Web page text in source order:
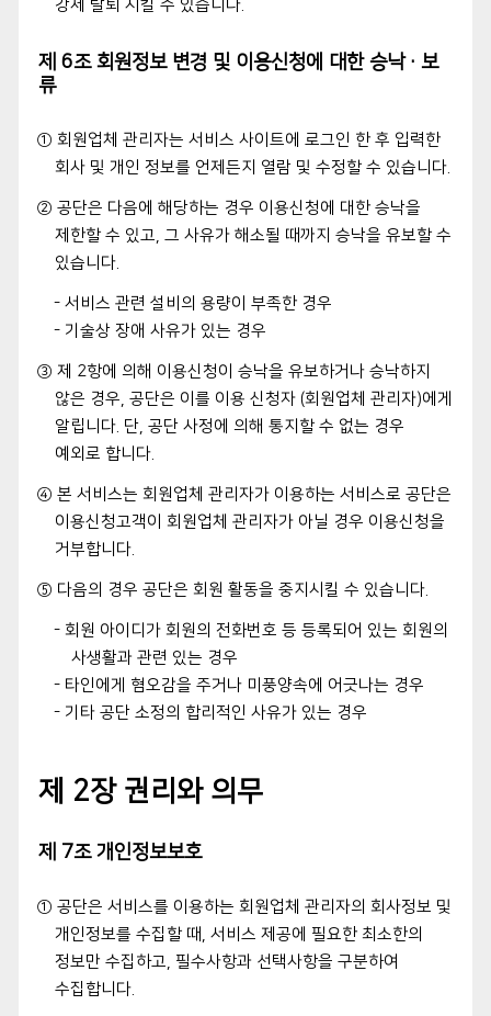
강제 탈퇴 시킬 수 있습니다.
제 6조 회원정보 변경 및 이용신청에 대한 승낙·보
류
① 회원업체 관리자는 서비스 사이트에 로그인 한 후 입력한
회사 및 개인 정보를 언제든지 열람 및 수정할 수 있습니다.
② 공단은 다음에 해당하는 경우 이용신청에 대한 승낙을
제한할 수 있고, 그 사유가 해소될 때까지 승낙을 유보할 수
있습니다.
- 서비스 관련 설비의 용량이 부족한 경우
- 기술상 장애 사유가 있는 경우
③ 제 2항에 의해 이용신청이 승낙을 유보하거나 승낙하지
않은 경우, 공단은 이를 이용 신청자 (회원업체 관리자)에게
알립니다. 단, 공단 사정에 의해 통지할 수 없는 경우
예외로 합니다.
④ 본 서비스는 회원업체 관리자가 이용하는 서비스로 공단은
이용신청고객이 회원업체 관리자가 아닐 경우 이용신청을
거부합니다.
⑤ 다음의 경우 공단은 회원 활동을 중지시킬 수 있습니다.
- 회원 아이디가 회원의 전화번호 등 등록되어 있는 회원의
사생활과 관련 있는 경우
- 타인에게 혐오감을 주거나 미풍양속에 어긋나는 경우
- 기타 공단 소정의 합리적인 사유가 있는 경우
제 2장 권리와 의무
제 7조 개인정보보호
① 공단은 서비스를 이용하는 회원업체 관리자의 회사정보 및
개인정보를 수집할 때, 서비스 제공에 필요한 최소한의
정보만 수집하고, 필수사항과 선택사항을 구분하여
수집합니다.